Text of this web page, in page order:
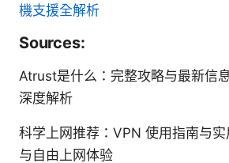
機支援全解析
Sources:
Atrust是什么：完整攻略与最新信
深度解析
科学上网推荐：VPN 使用指南与
与自由上网体验